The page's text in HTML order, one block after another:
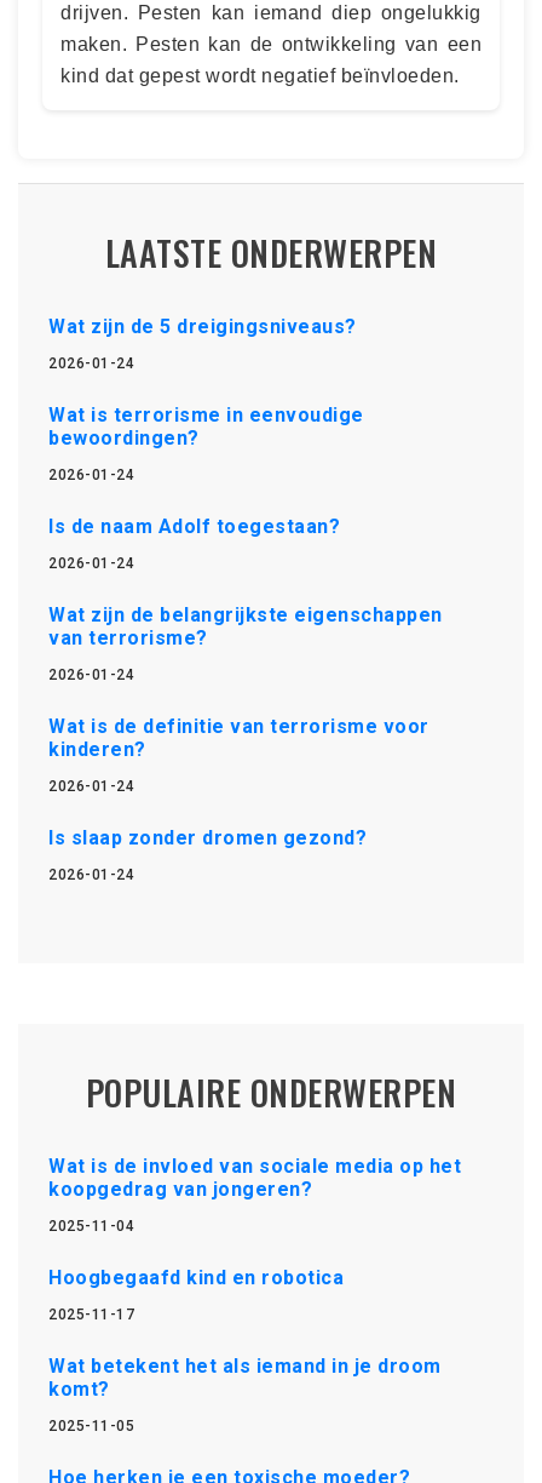
drijven. Pesten kan iemand diep ongelukkig
maken. Pesten kan de ontwikkeling van een
kind dat gepest wordt negatief beïnvloeden.
LAATSTE ONDERWERPEN
Wat zijn de 5 dreigingsniveaus?
2026-01-24
Wat is terrorisme in eenvoudige
bewoordingen?
2026-01-24
Is de naam Adolf toegestaan?
2026-01-24
Wat zijn de belangrijkste eigenschappen
van terrorisme?
2026-01-24
Wat is de definitie van terrorisme voor
kinderen?
2026-01-24
Is slaap zonder dromen gezond?
2026-01-24
POPULAIRE ONDERWERPEN
Wat is de invloed van sociale media op het
koopgedrag van jongeren?
2025-11-04
Hoogbegaafd kind en robotica
2025-11-17
Wat betekent het als iemand in je droom
komt?
2025-11-05
Hoe herken je een toxische moeder?